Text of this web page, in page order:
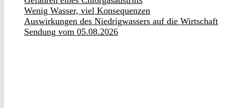
Wenig Wasser, viel Konsequenzen
Auswirkungen des Niedrigwassers auf die Wirtschaft
Sendung vom 05.08.2026